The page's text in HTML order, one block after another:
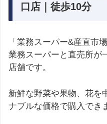
口店｜徒歩10分
「業務スーパー&産直市
業務スーパーと直売所が
店舗です。
新鮮な野菜や果物、花を
ナブルな価格で購入でき